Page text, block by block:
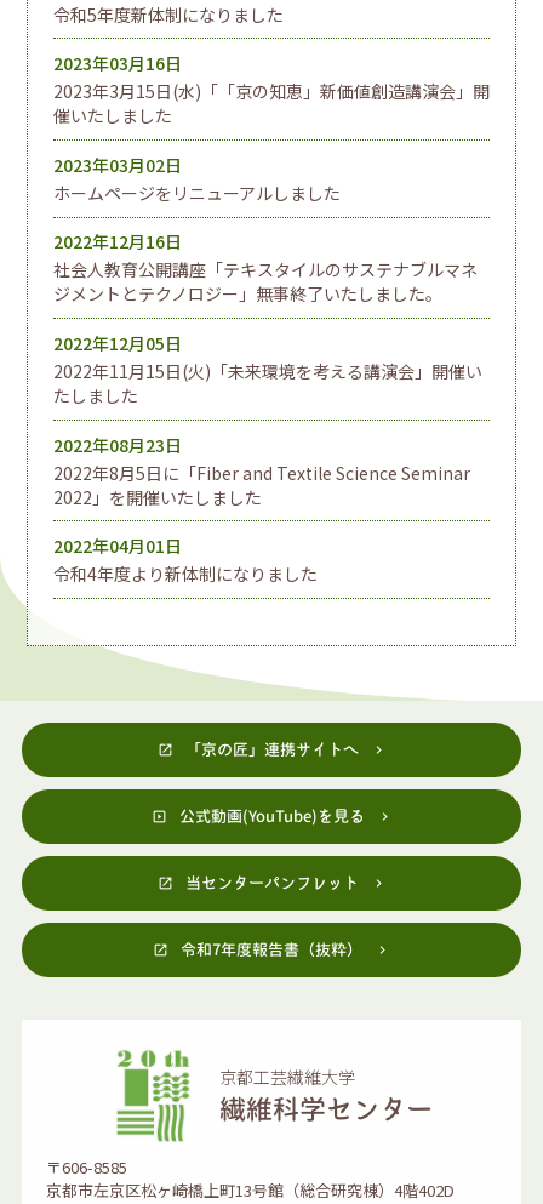
令和5年度新体制になりました
2023年03月16日
2023年3月15日(水)「「京の知恵」新価値創造講演会」開
催いたしました
2023年03月02日
ホームページをリニューアルしました
2022年12月16日
社会人教育公開講座「テキスタイルのサステナブルマネ
ジメントとテクノロジー」無事終了いたしました。
2022年12月05日
2022年11月15日(火)「未来環境を考える講演会」開催い
たしました
2022年08月23日
2022年8月5日に「Fiber and Textile Science Seminar
2022」を開催いたしました
2022年04月01日
令和4年度より新体制になりました
京都工芸繊維大学
繊維科学センター
〒606-8585
京都市左京区松ヶ崎橋上町13号館（総合研究棟）4階402D
「京の匠」連携サイトへ
公式動画(YouTube)を見る
当センターパンフレット
令和7年度報告書（抜粋）